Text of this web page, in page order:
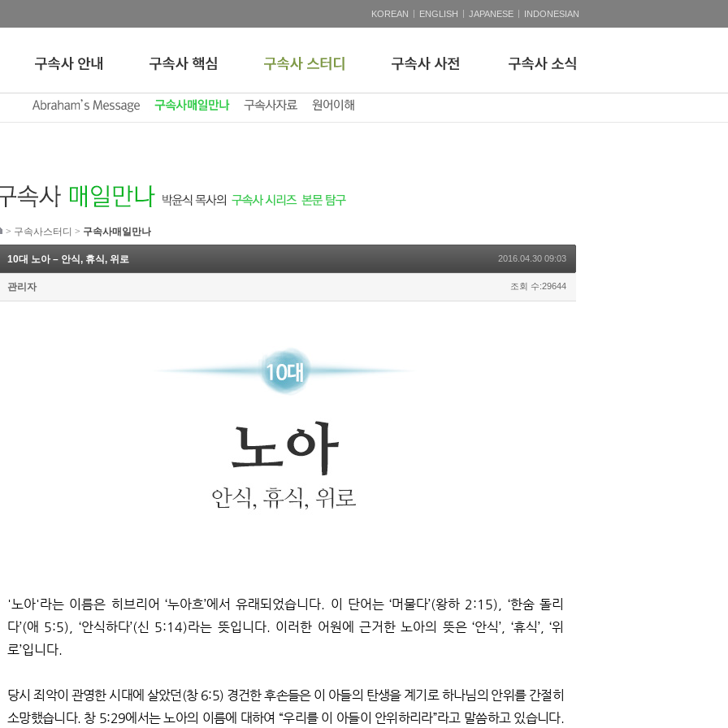
KOREAN | ENGLISH | JAPANESE | INDONESIAN
> 구속사스터디 > 구속사매일만나
10대 노아 – 안식, 휴식, 위로 2016.04.30 09:03
관리자 조회 수:29644
'노아'라는 이름은 히브리어 ‘누아흐’에서 유래되었습니다. 이 단어는 ‘머물다’(왕하 2:15), ‘한숨 돌리
다’(애 5:5), ‘안식하다’(신 5:14)라는 뜻입니다. 이러한 어원에 근거한 노아의 뜻은 ‘안식’, ‘휴식’, ‘위
로’입니다.
당시 죄악이 관영한 시대에 살았던(창 6:5) 경건한 후손들은 이 아들의 탄생을 계기로 하나님의 안위를 간절히
소망했습니다. 창 5:29에서는 노아의 이름에 대하여 “우리를 이 아들이 안위하리라”라고 말씀하고 있습니다.